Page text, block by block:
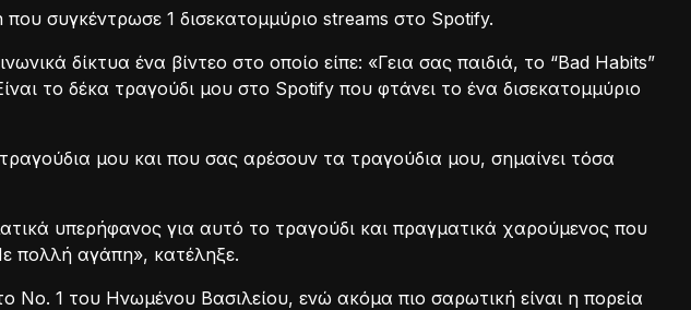
συγκέντρωσε 1 δισεκατομμύριο streams στο Spotify.
δίκτυα ένα βίντεο στο οποίο είπε: «Γεια σας παιδιά, το “Bad Habits”
το δέκα τραγούδι μου στο Spotify που φτάνει το ένα δισεκατομμύριο
μου και που σας αρέσουν τα τραγούδια μου, σημαίνει τόσα
υπερήφανος για αυτό το τραγούδι και πραγματικά χαρούμενος που
πολλή αγάπη», κατέληξε.
No. 1 του Ηνωμένου Βασιλείου, ενώ ακόμα πιο σαρωτική είναι η πορεία